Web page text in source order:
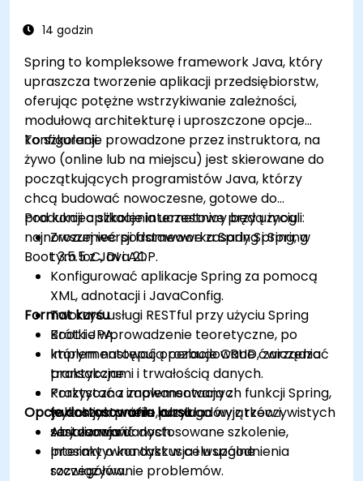
14 godzin
Spring to kompleksowe framework Java, który
upraszcza tworzenie aplikacji przedsiębiorstw,
oferując potężne wstrzykiwanie zależności,
modułową architekturę i uproszczone opcje
konfiguracji.
To szkolenie prowadzone przez instruktora, na
żywo (online lub na miejscu) jest skierowane do
początkujących programistów Java, którzy
chcą budować nowoczesne, gotowe do
produkcji aplikacje internetowe przy użyciu
najnowszej wersji frameworka Spring i Spring
Boot 3.5.5 z Java 21.
Pod koniec szkolenia uczestnicy będą mogli:
Zrozumieć podstawowe zasady Spring, w
tym IoC, DI i AOP.
Konfigurować aplikacje Spring za pomocą
XML, adnotacji i JavaConfig.
Tworzyć usługi RESTful przy użyciu Spring
Boot i JPA.
Implementować operacje CRUD, zarządzać
transakcjami i trwałością danych.
Korzystać z zaawansowanych funkcji Spring,
takich jak profile, obsługa wyjątków i
serializacja danych.
Format kursu
Krótkie wprowadzenie teoretyczne, po
którym następują rozbudowane ćwiczenia
praktyczne.
Praktyczna implementacja z
wykorzystaniem przykładów z rzeczywistych
zastosowań.
Interaktywna dyskusja i wspólne
rozwiązywanie problemów.
Opcje dostosowania kursu
Aby zamówić dostosowane szkolenie,
prosimy o kontakt w celu uzgodnienia
szczegółów.